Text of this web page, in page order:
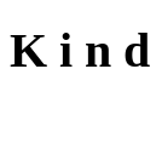
K i n d